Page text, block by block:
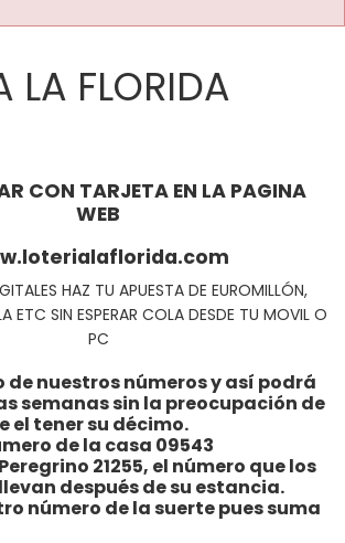
LA FLORIDA
CON TARJETA EN LA PAGINA
WEB
HAZ TU APUESTA DE EUROMILLÓN,
ETC SIN ESPERAR COLA DESDE TU MOVIL O
PC
de nuestros números y así podrá
semanas sin la preocupación de
el tener su décimo.
de la casa 09543
21255, el número que los
después de su estancia.
número de la suerte pues suma